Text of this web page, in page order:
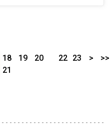
18 19
20
21
22 23 > >>